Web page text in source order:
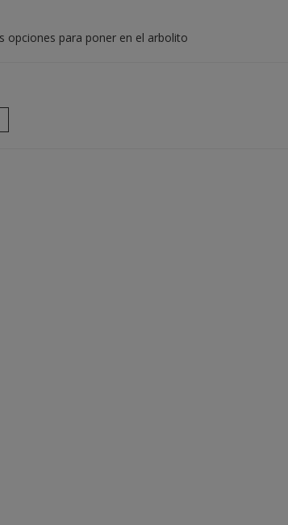
opciones para poner en el arbolito